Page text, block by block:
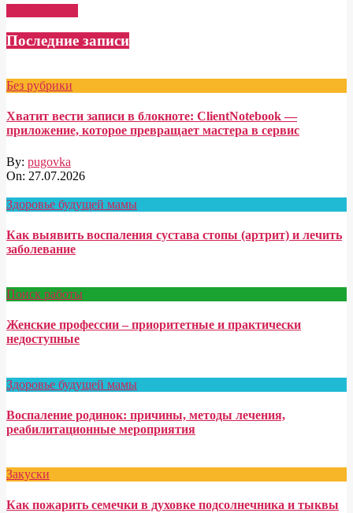
Последние записи
Без рубрики
Хватит вести записи в блокноте: ClientNotebook —
приложение, которое превращает мастера в сервис
By: pugovka
On: 27.07.2026
Здоровье будущей мамы
Как выявить воспаления сустава стопы (артрит) и лечить
заболевание
Поиск работы
Женские профессии – приоритетные и практически
недоступные
Здоровье будущей мамы
Воспаление родинок: причины, методы лечения,
реабилитационные мероприятия
Закуски
Как пожарить семечки в духовке подсолнечника и тыквы